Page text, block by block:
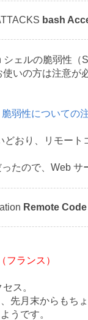
bash
ェルの脆弱性（
いの方は注意が
弱性についての
おり、リモート
たので、Web サ
Remote
フランス）
ス。
先月末からもち
うです。